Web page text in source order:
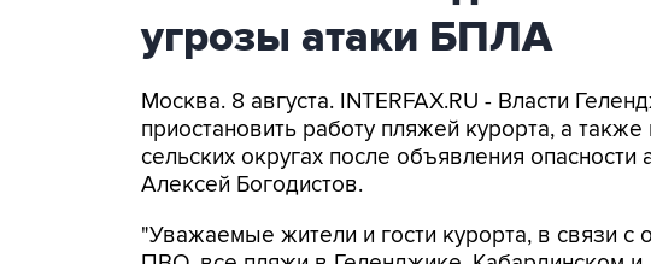
угрозы атаки БПЛА
Москва. 8 августа. INTERFAX.RU - Власти
приостановить работу пляжей курорта, а
сельских округах после объявления
Алексей Богодистов.
"Уважаемые жители и гости курорта, в связи с